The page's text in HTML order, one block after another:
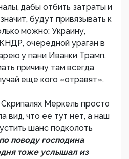
дабы отбить затраты и
будут привязывать к
можно: Украину,
очередной ураган в
у пани Иванки Трамп.
причину там всегда
еще кого «отравят».
Меркель просто
вид, что ее тут нет, а наш
шанс подколоть
поводу господина
тоже услышал из